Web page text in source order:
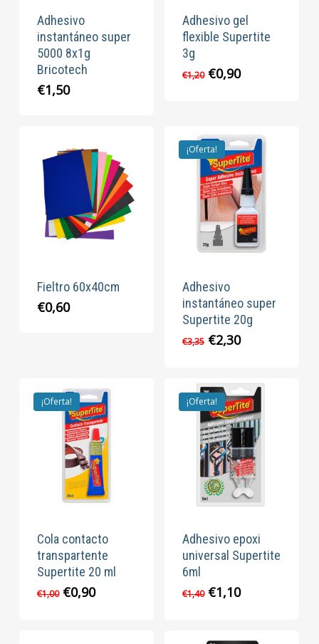
Adhesivo
instantáneo super
5000 8x1g
Bricotech
€1,50
Adhesivo gel
flexible Supertite
3g
€1,20 El
€1,20.
€0,90El
€0,90.
Fieltro 60x40cm
€0,60
¡Oferta!
Adhesivo
instantáneo super
Supertite 20g
€3,35 El
era:
€3,35.
€2,30El
es:
€2,30.
¡Oferta!
Cola contacto
transpartente
Supertite 20 ml
€1,00 El
€0,90El
¡Oferta!
Adhesivo epoxi
universal Supertite
6ml
€1,40 El
era:
€1,10El
es: